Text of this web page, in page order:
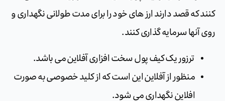
کنند که قصد دارند ارز های خود را برای مدت طولانی نگهداری و
روی آنها سرمایه گذاری کنند.
ترزور یک کیف پول سخت افزاری آفلاین می باشد.
منظور از آفلاین این است که از کلید خصوصی به صورت
افلاین نگهداری می شود.